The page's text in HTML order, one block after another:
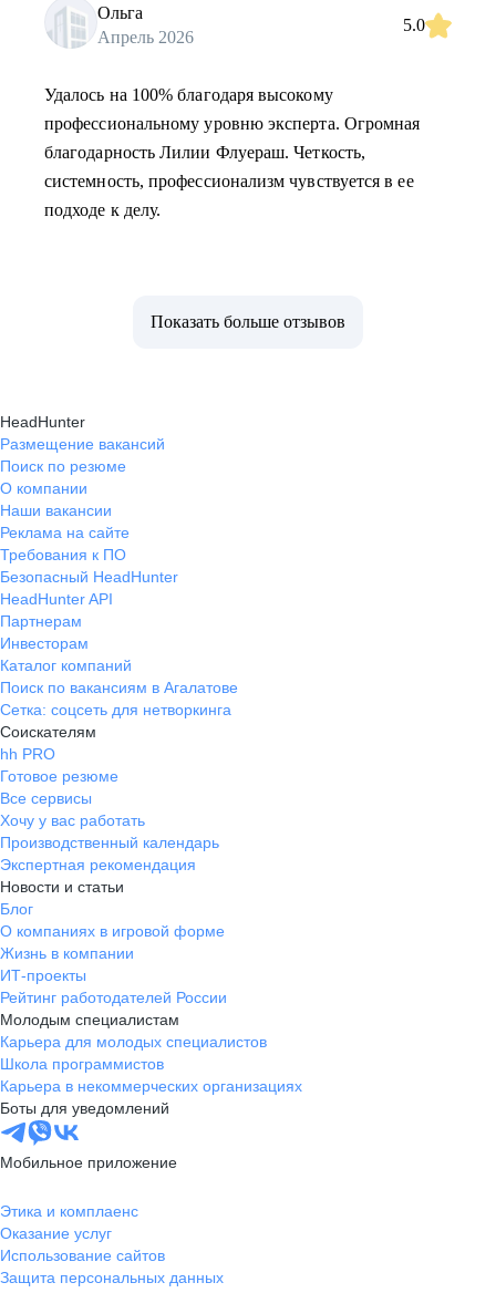
Ольга
Апрель 2026
5.0
Удалось на 100% благодаря высокому
профессиональному уровню эксперта. Огромная
благодарность Лилии Флуераш. Четкость,
системность, профессионализм чувствуется в ее
подходе к делу.
Показать больше отзывов
HeadHunter
Размещение вакансий
Поиск по резюме
О компании
Наши вакансии
Реклама на сайте
Требования к ПО
Безопасный HeadHunter
HeadHunter API
Партнерам
Инвесторам
Каталог компаний
Поиск по вакансиям в Агалатове
Сетка: соцсеть для нетворкинга
Соискателям
hh PRO
Готовое резюме
Все сервисы
Хочу у вас работать
Производственный календарь
Экспертная рекомендация
Новости и статьи
Блог
О компаниях в игровой форме
Жизнь в компании
ИТ-проекты
Рейтинг работодателей России
Молодым специалистам
Карьера для молодых специалистов
Школа программистов
Карьера в некоммерческих организациях
Боты для уведомлений
Мобильное приложение
Этика и комплаенс
Оказание услуг
Использование сайтов
Защита персональных данных